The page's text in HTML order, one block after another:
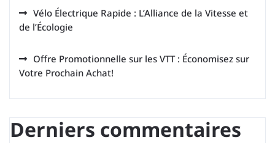
Vélo Électrique Rapide : L’Alliance de la Vitesse et
de l’Écologie
Offre Promotionnelle sur les VTT : Économisez sur
Votre Prochain Achat!
Derniers commentaires